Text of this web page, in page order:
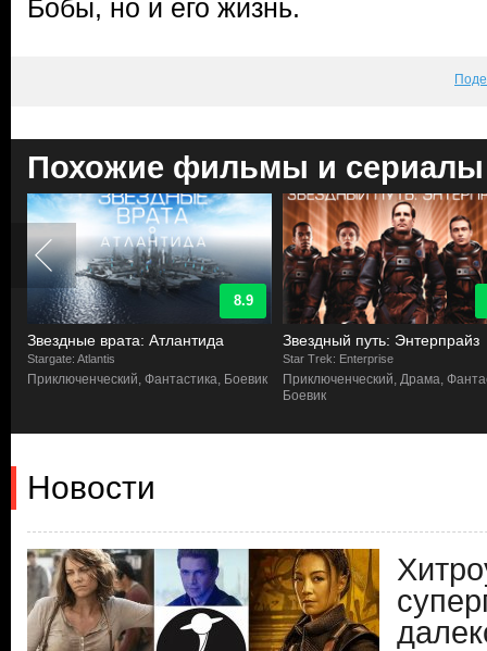
Бобы, но и его жизнь.
Похожие фильмы и сериалы
8.9
Звездные врата: Атлантида
Stargate: Atlantis
Приключенческий, Фантастика, Боевик
Звездный путь: Энтерпрайз
Star Trek: Enterprise
Приключенческий, Драма,
Боевик
Новости